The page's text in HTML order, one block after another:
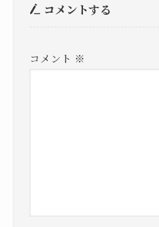
コメントする
コメント ※